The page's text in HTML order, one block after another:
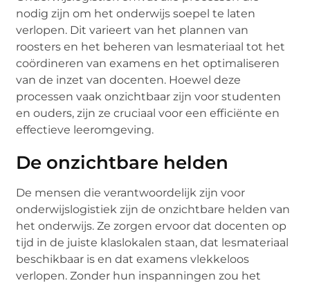
nodig zijn om het onderwijs soepel te laten
verlopen. Dit varieert van het plannen van
roosters en het beheren van lesmateriaal tot het
coördineren van examens en het optimaliseren
van de inzet van docenten. Hoewel deze
processen vaak onzichtbaar zijn voor studenten
en ouders, zijn ze cruciaal voor een efficiënte en
effectieve leeromgeving.
De onzichtbare helden
De mensen die verantwoordelijk zijn voor
onderwijslogistiek zijn de onzichtbare helden van
het onderwijs. Ze zorgen ervoor dat docenten op
tijd in de juiste klaslokalen staan, dat lesmateriaal
beschikbaar is en dat examens vlekkeloos
verlopen. Zonder hun inspanningen zou het